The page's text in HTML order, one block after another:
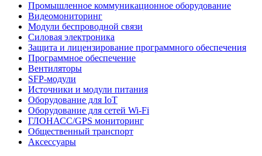
Промышленное коммуникационное оборудование
Видеомониторинг
Модули беспроводной связи
Силовая электроника
Защита и лицензирование программного обеспечения
Программное обеспечение
Вентиляторы
SFP-модули
Источники и модули питания
Оборудование для IoT
Оборудование для сетей Wi-Fi
ГЛОНАСС/GPS мониторинг
Общественный транспорт
Аксессуары